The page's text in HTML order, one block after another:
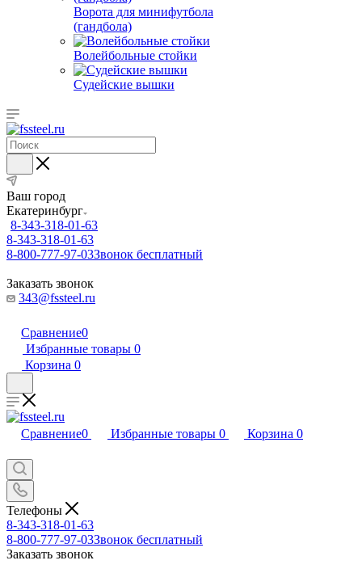
Ворота для минифутбола
(гандбола)
Волейбольные стойки
Судейские вышки
Ваш город
Екатеринбург
8-343-318-01-63
8-343-318-01-63
8-800-777-97-03Звонок бесплатный
Заказать звонок
343@fssteel.ru
Сравнение0
Избранные товары 0
Корзина 0
Сравнение0 Избранные товары 0 Корзина 0
Телефоны
8-343-318-01-63
8-800-777-97-03Звонок бесплатный
Заказать звонок